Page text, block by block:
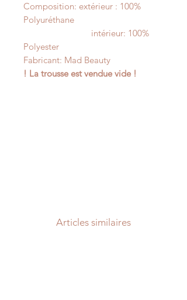
Composition: extérieur : 100%
Polyuréthane
intérieur: 100%
Polyester
Fabricant: Mad Beauty
! La trousse est vendue vide !
Articles similaires